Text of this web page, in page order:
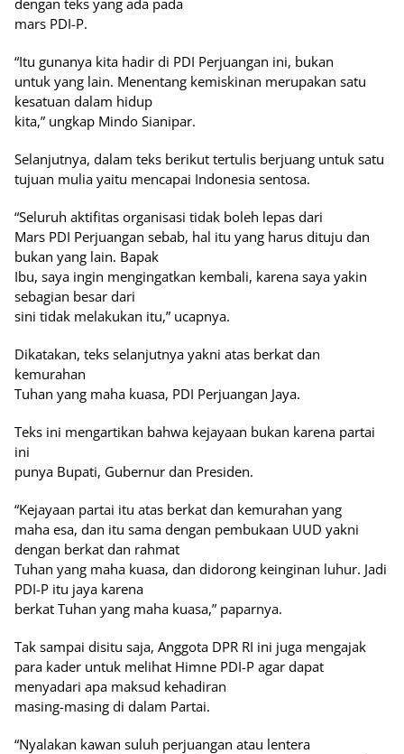
dengan teks yang ada pada
mars PDI-P.
“Itu gunanya kita hadir di PDI Perjuangan ini, bukan
untuk yang lain. Menentang kemiskinan merupakan satu
kesatuan dalam hidup
kita,” ungkap Mindo Sianipar.
Selanjutnya, dalam teks berikut tertulis berjuang untuk satu
tujuan mulia yaitu mencapai Indonesia sentosa.
“Seluruh aktifitas organisasi tidak boleh lepas dari
Mars PDI Perjuangan sebab, hal itu yang harus dituju dan
bukan yang lain. Bapak
Ibu, saya ingin mengingatkan kembali, karena saya yakin
sebagian besar dari
sini tidak melakukan itu,” ucapnya.
Dikatakan, teks selanjutnya yakni atas berkat dan
kemurahan
Tuhan yang maha kuasa, PDI Perjuangan Jaya.
Teks ini mengartikan bahwa kejayaan bukan karena partai
ini
punya Bupati, Gubernur dan Presiden.
“Kejayaan partai itu atas berkat dan kemurahan yang
maha esa, dan itu sama dengan pembukaan UUD yakni
dengan berkat dan rahmat
Tuhan yang maha kuasa, dan didorong keinginan luhur. Jadi
PDI-P itu jaya karena
berkat Tuhan yang maha kuasa,” paparnya.
Tak sampai disitu saja, Anggota DPR RI ini juga mengajak
para kader untuk melihat Himne PDI-P agar dapat
menyadari apa maksud kehadiran
masing-masing di dalam Partai.
“Nyalakan kawan suluh perjuangan atau lentera